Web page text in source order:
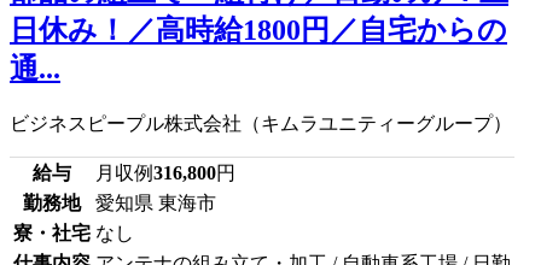
日休み！／高時給1800円／自宅からの
通...
ビジネスピープル株式会社（キムラユニティーグループ）
給与 月収例316,800円
勤務地
愛知県 東海市
寮・社宅 なし